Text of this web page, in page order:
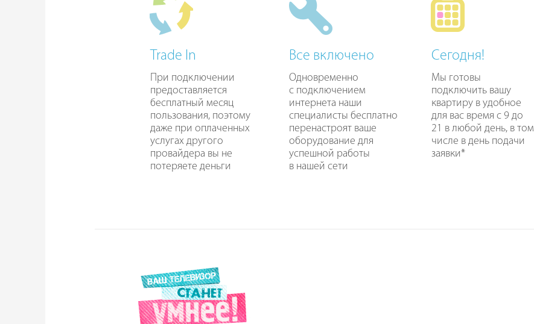
Trade In
При подключении
предоставляется
бесплатный месяц
пользования, поэтому
даже при оплаченных
услугах другого
провайдера вы не
потеряете деньги
Все включено
Одновременно
с подключением
интернета наши
специалисты бесплатно
перенастроят ваше
оборудование для
успешной работы
в нашей сети
Сегодня!
Мы готовы
подключить вашу
квартиру в удобное
для вас время с 9 до
21 в любой день, в том
числе в день подачи
заявки*